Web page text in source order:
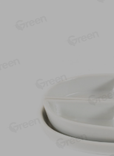
24%